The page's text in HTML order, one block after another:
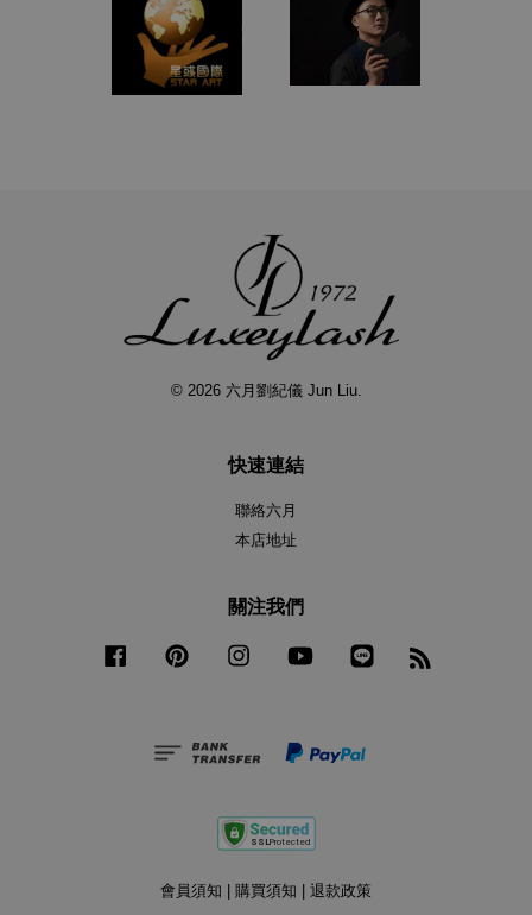
© 2026 六月劉紀儀 Jun Liu.
快速連結
聯絡六月
本店地址
關注我們
Facebook Pinterest Instagram YouTube
會員須知 | 購買須知 | 退款政策